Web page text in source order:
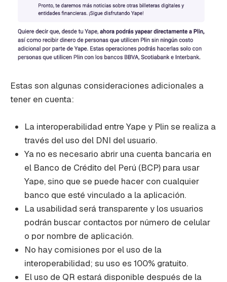
Estas son algunas consideraciones adicionales a
tener en cuenta:
La interoperabilidad entre Yape y Plin se realiza a
través del uso del DNI del usuario.
Ya no es necesario abrir una cuenta bancaria en
el Banco de Crédito del Perú (BCP) para usar
Yape, sino que se puede hacer con cualquier
banco que esté vinculado a la aplicación.
La usabilidad será transparente y los usuarios
podrán buscar contactos por número de celular
o por nombre de aplicación.
No hay comisiones por el uso de la
interoperabilidad; su uso es 100% gratuito.
El uso de QR estará disponible después de la